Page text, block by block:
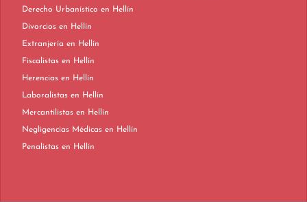
Derecho Urbanístico en Hellín
Divorcios en Hellín
Extranjería en Hellín
Fiscalistas en Hellín
Herencias en Hellín
Laboralistas en Hellín
Mercantilistas en Hellín
Negligencias Médicas en Hellín
Penalistas en Hellín